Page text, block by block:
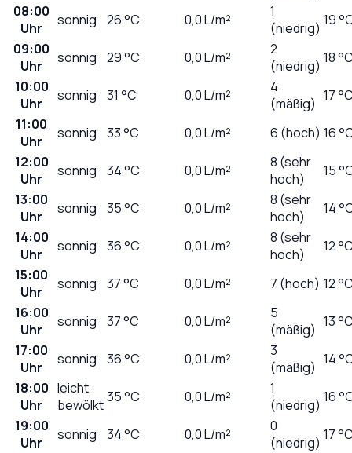
08:00
Uhr
sonnig 26°C 0,0L/m²
1
(niedrig) 19
09:00
Uhr
sonnig 29°C 0,0L/m²
2
(niedrig) 18
10:00
Uhr
sonnig 31 °C 0,0L/m²
4
(mäßig) 17
11:00
Uhr
sonnig 33°C 0,0L/m² 6 (hoch) 16
12:00
Uhr
sonnig 34°C 0,0L/m²
8 (sehr
hoch)
15
13:00
Uhr
sonnig 35°C 0,0L/m²
8 (sehr
hoch)
14
14:00
Uhr
sonnig 36°C 0,0L/m²
8 (sehr
hoch)
12
15:00
Uhr
sonnig 37°C 0,0L/m² 7 (hoch) 12
16:00
Uhr
sonnig 37°C 0,0L/m²
5
(mäßig) 13
17:00
Uhr
sonnig 36°C 0,0L/m²
3
(mäßig) 14
18:00
Uhr
leicht
bewölkt35°C 0,0L/m²
1
(niedrig) 16
19:00
Uhr
sonnig 34°C 0,0L/m²
0
(niedrig) 17